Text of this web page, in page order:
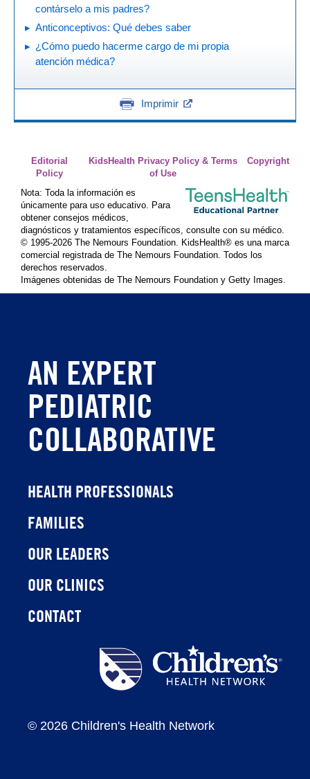
contárselo a mis padres?
Anticonceptivos: Qué debes saber
¿Cómo puedo hacerme cargo de mi propia
atención médica?
Imprimir
Editorial
Policy
KidsHealth Privacy Policy & Terms
of Use
Copyright
Nota: Toda la información es
únicamente para uso educativo. Para
obtener consejos médicos,
diagnósticos y tratamientos específicos, consulte con su médico.
© 1995-2026 The Nemours Foundation. KidsHealth® es una marca
comercial registrada de The Nemours Foundation. Todos los
derechos reservados.
Imágenes obtenidas de The Nemours Foundation y Getty Images.
AN EXPERT
PEDIATRIC
COLLABORATIVE
HEALTH PROFESSIONALS
FAMILIES
OUR LEADERS
OUR CLINICS
CONTACT
© 2026 Children's Health Network